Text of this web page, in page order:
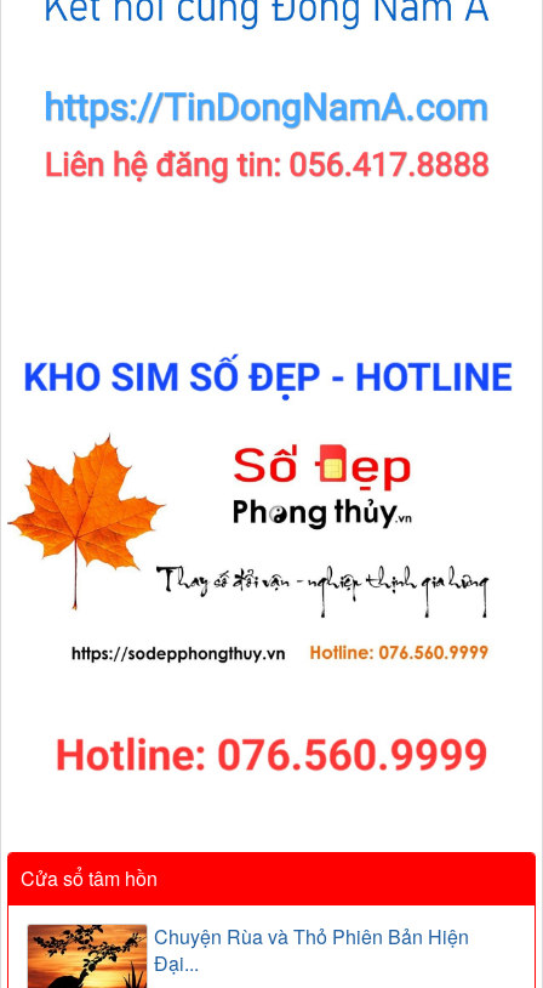
Cửa sổ tâm hồn
Chuyện Rùa và Thỏ Phiên Bản Hiện
Đại...